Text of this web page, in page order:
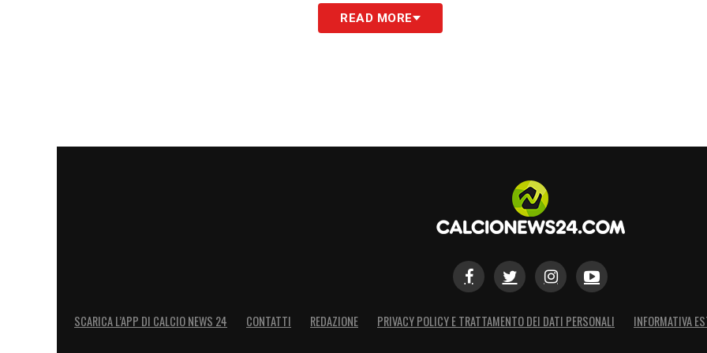
READ MORE
SCARICA L’APP DI CALCIO NEWS 24 CONTATTI REDAZIONE PRIVACY POLICY E TRATTAMENTO DEI DATI PERSONALI INFORMATIVA